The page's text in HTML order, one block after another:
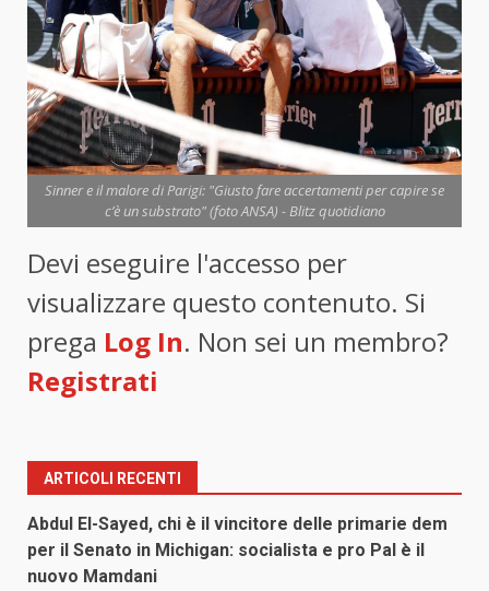
Sinner e il malore di Parigi: "Giusto fare accertamenti per capire se
c’è un substrato" (foto ANSA) - Blitz quotidiano
Devi eseguire l'accesso per
visualizzare questo contenuto. Si
prega Log In. Non sei un membro?
Registrati
ARTICOLI RECENTI
Abdul El-Sayed, chi è il vincitore delle primarie dem
per il Senato in Michigan: socialista e pro Pal è il
nuovo Mamdani